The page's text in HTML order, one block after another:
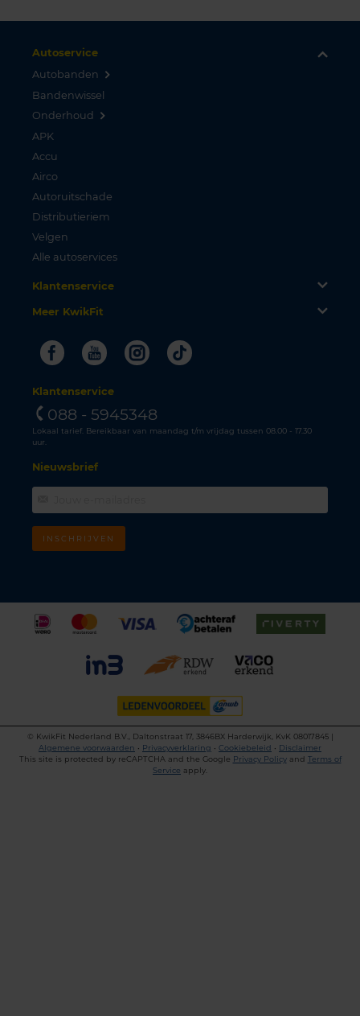
Autoservice
Autobanden
Bandenwissel
Onderhoud
APK
Accu
Airco
Autoruitschade
Distributieriem
Velgen
Alle autoservices
Klantenservice
Meer KwikFit
FacebookYoutubeInstagram
Tiktok
Klantenservice
088 - 5945348
Lokaal tarief. Bereikbaar van maandag t/m vrijdag tussen 08.00 - 17.30
uur.
Nieuwsbrief
INSCHRIJVEN
©
KwikFit Nederland B.V., Daltonstraat 17, 3846BX Harderwijk, KvK 08017845 |
Algemene voorwaarden • Privacyverklaring • Cookiebeleid • Disclaimer
This site is protected by reCAPTCHA and the Google Privacy Policyand Terms of
Service apply.